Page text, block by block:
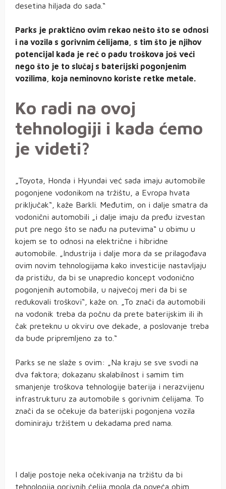
desetina hiljada do sada.“
Parks je praktično ovim rekao nešto što se odnosi
i na vozila s gorivnim ćelijama, s tim što je njihov
potencijal kada je reč o padu troškova još veći
nego što je to slučaj s baterijski pogonjenim
vozilima, koja neminovno koriste retke metale.
Ko radi na ovoj
tehnologiji i kada ćemo
je videti?
„Toyota, Honda i Hyundai već sada imaju automobile
pogonjene vodonikom na tržištu, a Evropa hvata
priključak“, kaže Barkli. Međutim, on i dalje smatra da
vodonični automobili „i dalje imaju da pređu izvestan
put pre nego što se nađu na putevima“ u obimu u
kojem se to odnosi na električne i hibridne
automobile. „Industrija i dalje mora da se prilagođava
ovim novim tehnologijama kako investicije nastavljaju
da pristižu, da bi se unapredio koncept vodonično
pogonjenih automobila, u najvećoj meri da bi se
redukovali troškovi“, kaže on. „To znači da automobili
na vodonik treba da počnu da prete baterijskim ili ih
čak preteknu u okviru ove dekade, a poslovanje treba
da bude pripremljeno za to.“
Parks se ne slaže s ovim: „Na kraju se sve svodi na
dva faktora; dokazanu skalabilnost i samim tim
smanjenje troškova tehnologije baterija i nerazvijenu
infrastrukturu za automobile s gorivnim ćelijama. To
znači da se očekuje da baterijski pogonjena vozila
dominiraju tržištem u dekadama pred nama.
I dalje postoje neka očekivanja na tržištu da bi
tehnologija gorivnih ćelija mogla da poveća obim.